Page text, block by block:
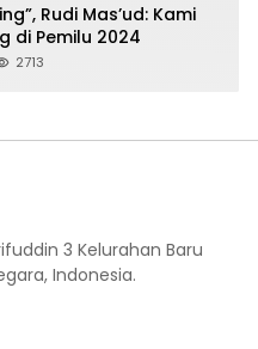
Rudi Mas’ud: Kami
di Pemilu 2024
2713
3 Kelurahan Baru
Indonesia.